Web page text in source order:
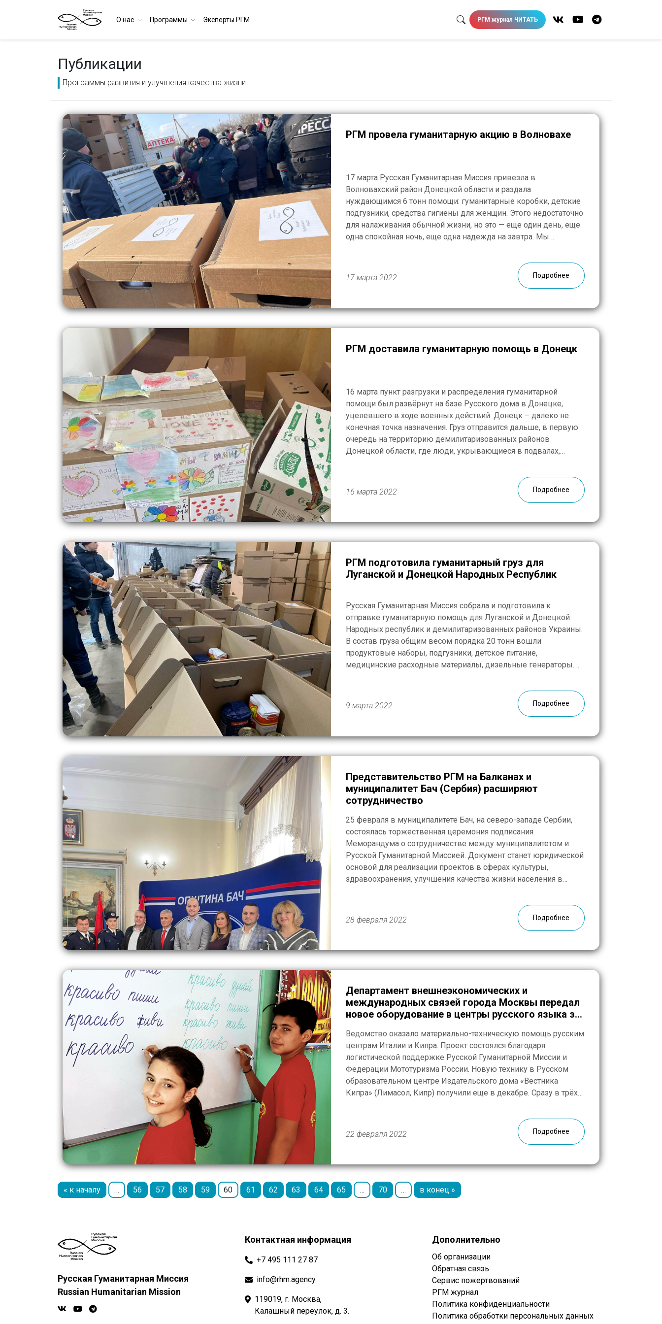
О нас Программы Эксперты РГМ РГМ журнал ЧИТАТЬ
Публикации
Программы развития и улучшения качества жизни
РГМ провела гуманитарную акцию в Волновахе
17 марта Русская Гуманитарная Миссия привезла в
Волновахский район Донецкой области и раздала
нуждающимся 6 тонн помощи: гуманитарные коробки, детские
подгузники, средства гигиены для женщин. Этого недостаточно
для налаживания обычной жизни, но это — еще один день, еще
одна спокойная ночь, еще одна надежда на завтра. Мы
17 марта 2022
Подробнее
РГМ доставила гуманитарную помощь в Донецк
16 марта пункт разгрузки и распределения гуманитарной
помощи был развёрнут на базе Русского дома в Донецке,
уцелевшего в ходе военных действий. Донецк – далеко не
конечная точка назначения. Груз отправится дальше, в первую
очередь на территорию демилитаризованных районов
Донецкой области, где люди, укрывающиеся в подвалах,
16 марта 2022
Подробнее
РГМ подготовила гуманитарный груз для
Луганской и Донецкой Народных Республик
Русская Гуманитарная Миссия собрала и подготовила к
отправке гуманитарную помощь для Луганской и Донецкой
Народных республик и демилитаризованных районов Украины.
В состав груза общим весом порядка 20 тонн вошли
продуктовые наборы, подгузники, детское питание,
медицинские расходные материалы, дизельные генераторы.
9 марта 2022
Подробнее
Представительство РГМ на Балканах и
муниципалитет Бач (Сербия) расширяют
сотрудничество
25 февраля в муниципалитете Бач, на северо-западе Сербии,
состоялась торжественная церемония подписания
Меморандума о сотрудничестве между муниципалитетом и
Русской Гуманитарной Миссией. Документ станет юридической
основой для реализации проектов в сферах культуры,
здравоохранения, улучшения качества жизни населения в
сотрудничество с Добровольческими пожарными обществами.
28 февраля 2022 Подробнее
Департамент внешнеэкономических и
международных связей города Москвы передал
новое оборудование в центры русского языка за
Ведомство оказало материально-техническую помощь русским
центрам Италии и Кипра. Проект состоялся благодаря
логистической поддержке Русской Гуманитарной Миссии и
Федерации Мототуризма России. Новую технику в Русском
образовательном центре Издательского дома «Вестника
Кипра» (Лимасол, Кипр) получили еще в декабре. Сразу в трёх
интерактивные плоские дисплеи со всем необходимым
вспомогательным оборудованием, а в […]
22 февраля 2022 Подробнее
« к началу … 56 57 58 59 60 61 62 63 64 65 … 70 … в конец »
Русская Гуманитарная Миссия
Russian Humanitarian Mission
Контактная информация
+7 495 111 27 87
info@rhm.agency
119019, г. Москва,
Калашный переулок, д. 3.
Дополнительно
Об организации
Обратная связь
Сервис пожертвований
РГМ журнал
Политика конфиденциальности
Политика обработки персональных данных